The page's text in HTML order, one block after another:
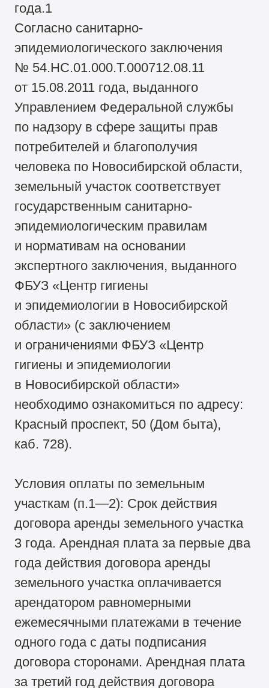
года.1
Согласно санитарно-
эпидемиологического заключения
№ 54.НС.01.000.Т.000712.08.11
от 15.08.2011 года, выданного
Управлением Федеральной службы
по надзору в сфере защиты прав
потребителей и благополучия
человека по Новосибирской области,
земельный участок соответствует
государственным санитарно-
эпидемиологическим правилам
и нормативам на основании
экспертного заключения, выданного
ФБУЗ «Центр гигиены
и эпидемиологии в Новосибирской
области» (с заключением
и ограничениями ФБУЗ «Центр
гигиены и эпидемиологии
в Новосибирской области»
необходимо ознакомиться по адресу:
Красный проспект, 50 (Дом быта),
каб. 728).
Условия оплаты по земельным
участкам (п.1—2): Срок действия
договора аренды земельного участка
3 года. Арендная плата за первые два
года действия договора аренды
земельного участка оплачивается
арендатором равномерными
ежемесячными платежами в течение
одного года с даты подписания
договора сторонами. Арендная плата
за третий год действия договора